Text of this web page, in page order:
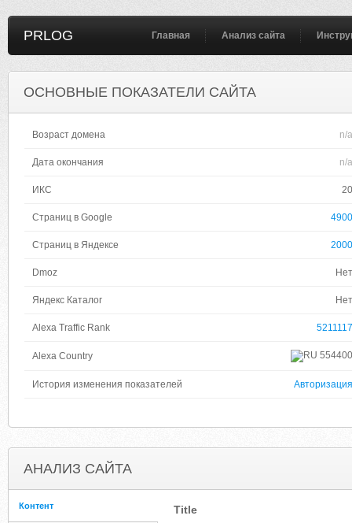
PRLOG Главная Анализ сайта
ОСНОВНЫЕ ПОКАЗАТЕЛИ САЙТА
Возраст домена n/a
Дата окончания n/a
ИКС 20
Страниц в Google 4900
Страниц в Яндексе 2000
Dmoz Нет
Яндекс Каталог Нет
Alexa Traffic Rank 5211117
Alexa Country 554400
История изменения показателей Авторизация
АНАЛИЗ САЙТА
Контент Title